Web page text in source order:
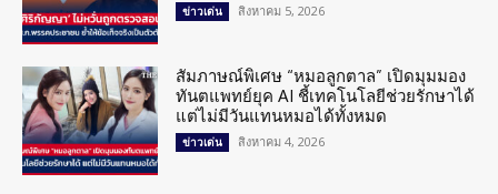
ข่าวเด่น สิงหาคม 5, 2026
สัมภาษณ์พิเศษ “หมอลูกตาล” เปิดมุมมอง
ทันตแพทย์ยุค AI ชี้เทคโนโลยีช่วยรักษาได้
แต่ไม่มีวันแทนหมอได้ทั้งหมด
ข่าวเด่น สิงหาคม 4, 2026